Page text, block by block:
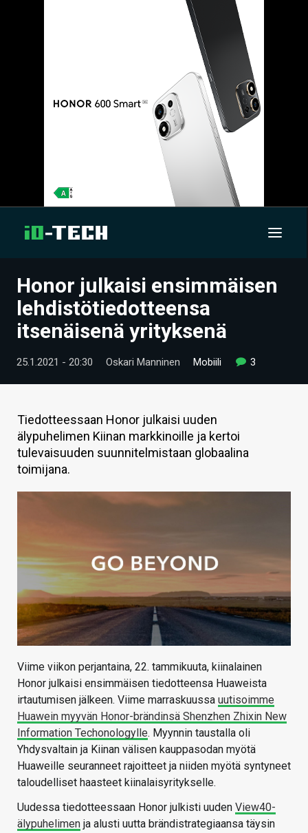
UUTISET
ARTIKKELIT
VIDEOT
TECHBBS
TIETOA
HINTA.FI
KAUPPA
HAKU
Honor julkaisi ensimmäisen
lehdistötiedotteensa
itsenäisenä yrityksenä
25.1.2021 - 20:30 Oskari Manninen Mobiili 3
Tiedotteessaan Honor julkaisi uuden
älypuhelimen Kiinan markkinoille ja kertoi
tulevaisuuden suunnitelmistaan globaalina
toimijana.
Viime viikon perjantaina, 22. tammikuuta, kiinalainen
Honor julkaisi ensimmäisen tiedotteensa Huaweista
irtautumisen jälkeen. Viime marraskuussa uutisoimme
Huawein myyvän Honor-brändinsä Shenzhen Zhixin New
Information Techonologylle. Myynnin taustalla oli
Yhdysvaltain ja Kiinan välisen kauppasodan myötä
Huaweille seuranneet rajoitteet ja niiden myötä syntyneet
taloudelliset haasteet kiinalaisyritykselle.
Uudessa tiedotteessaan Honor julkisti uuden View40-
älypuhelimen ja alusti uutta brändistrategiaansa täysin